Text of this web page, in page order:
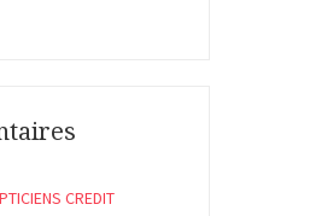
CREDIT